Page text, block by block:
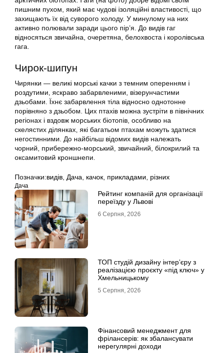
пишним пухом, який має чудові ізоляційні властивості, що
захищають їх від суворого холоду. У минулому на них
активно полювали заради цього пір’я. До видів гаг
відносяться звичайна, очеретяна, белохвоста і королівська
гага.
Чирок-шипун
Чирянки — великі морські качки з темним оперенням і
роздутими, яскраво забарвленими, візерунчастими
дзьобами. Їхнє забарвлення тіла відносно однотонне
порівняно з дзьобом. Цих птахів можна зустріти в північних
регіонах і вздовж морських біотопів, особливо на
скелястих ділянках, які багатьом птахам можуть здатися
негостинними. До найбільш відомих видів належать
чорний, прибережно-морський, звичайний, білокрилий та
оксамитовий кроншнепи.
Позначки:видів, Дача, качок, прикладами, різних
Дача
Рейтинг компаній для організації
переїзду у Львові
6 Серпня, 2026
ТОП студій дизайну інтер’єру з
реалізацією проєкту «під ключ» у
Хмельницькому
5 Серпня, 2026
Фінансовий менеджмент для
фрілансерів: як збалансувати
нерегулярні доходи